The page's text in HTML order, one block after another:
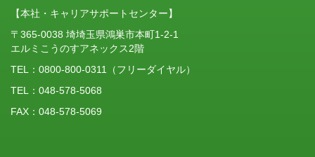
【本社・キャリアサポートセンター】
〒365-0038 埼埼玉県鴻巣市本町1-2-1
エルミこうのすアネックス2階
TEL： 0800-800-0311
（フリーダイヤル）
TEL：048-578-5068
FAX：048-578-5069